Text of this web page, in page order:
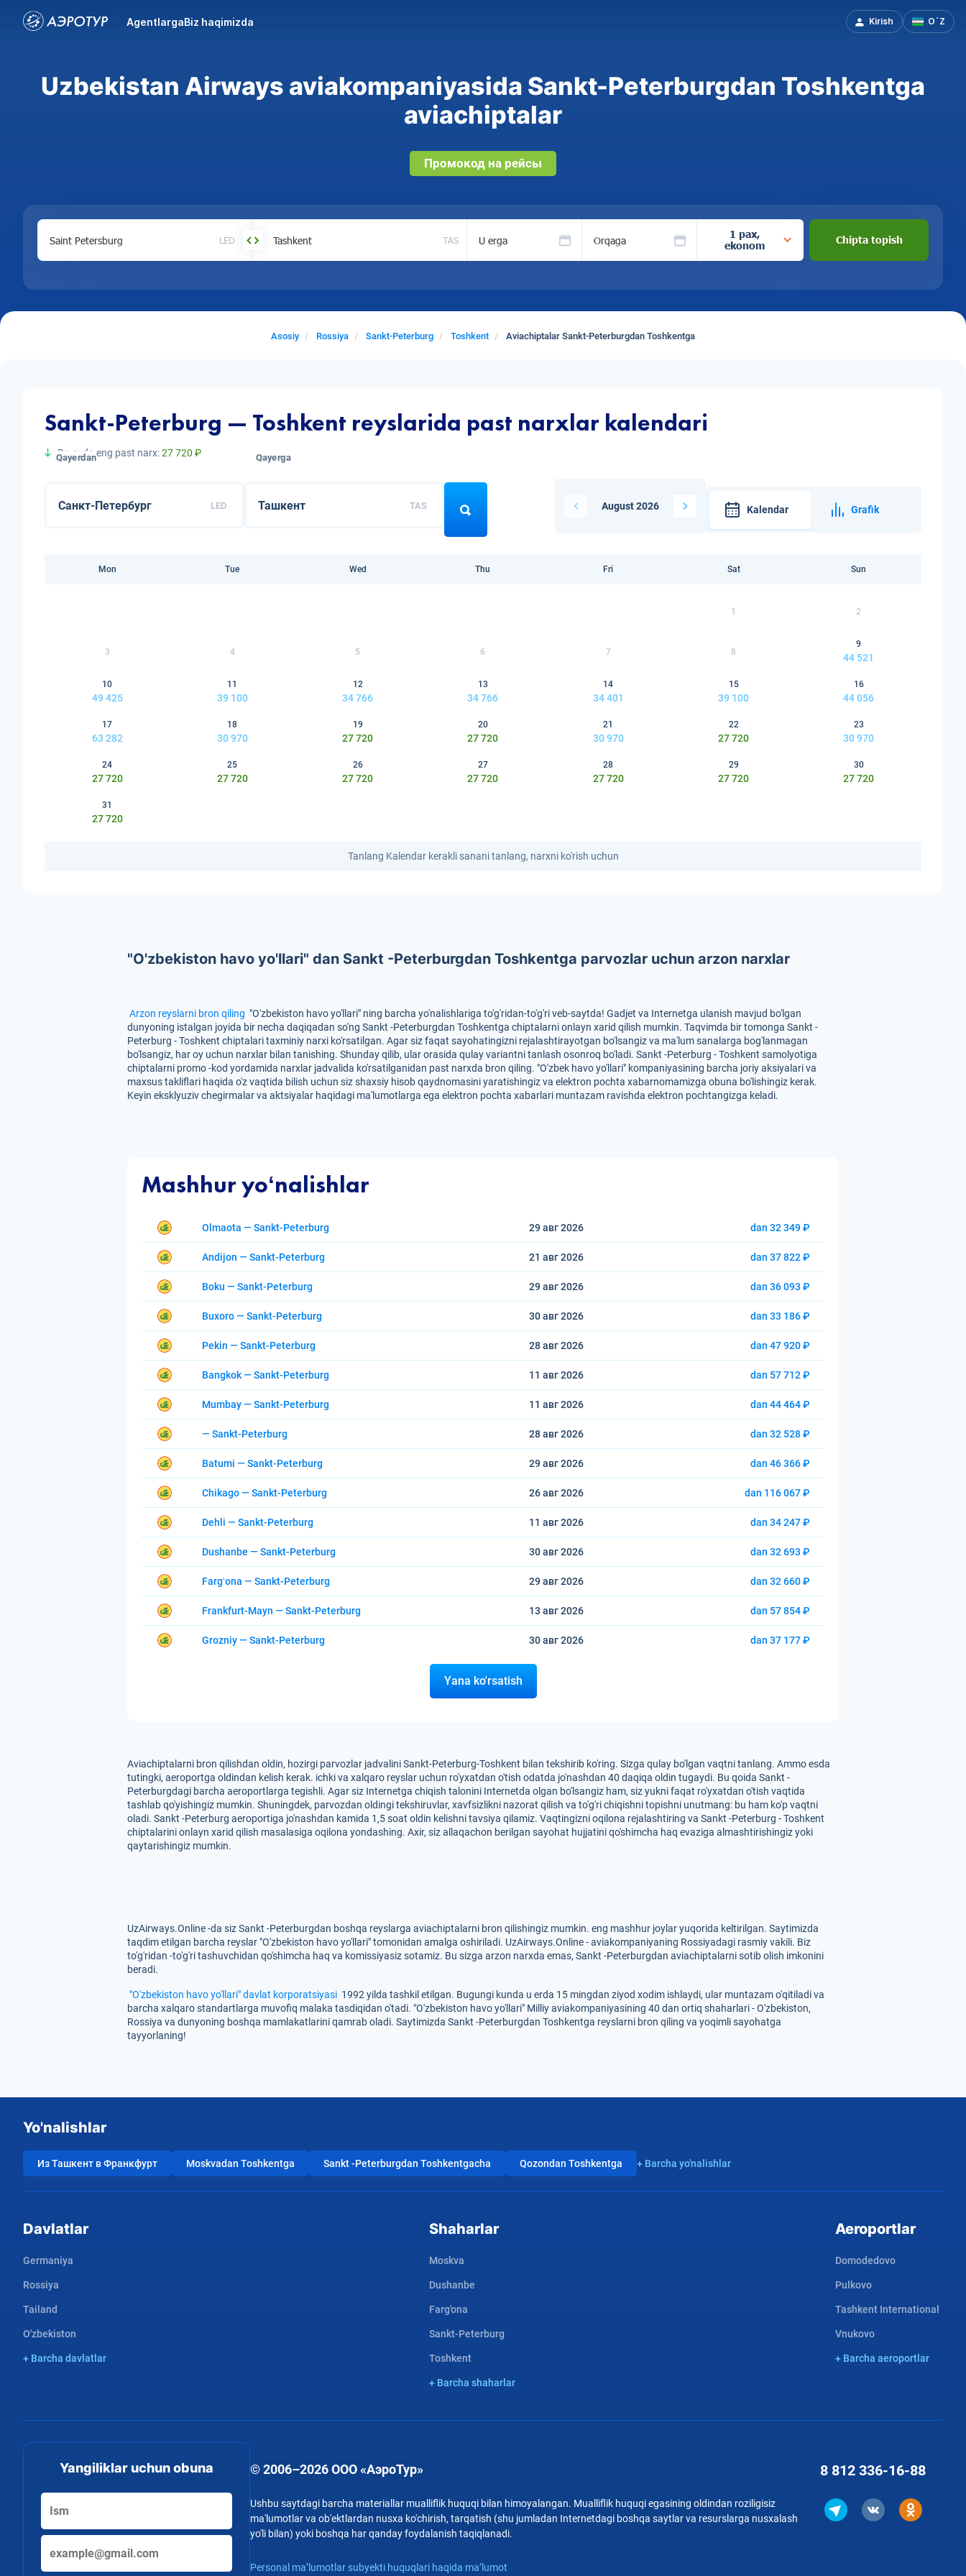
AgentlargaBiz haqimizda Kirish O`Z
Uzbekistan Airways aviakompaniyasida Sankt-Peterburgdan Toshkentga
aviachiptalar
Промокод на рейсы
LED TAS U erga Orqaga
1 pax,
ekonom
Chipta topish
Asosiy Rossiya Sankt-Peterburg Toshkent Aviachiptalar Sankt-Peterburgdan Toshkentga
Sankt-Peterburg — Toshkent reyslarida past narxlar kalendari
Bu oyda eng past narx:27 720 ₽
Qayerdan
LED
Qayerga
TAS August 2026 Kalendar Grafik
Mon Tue Wed Thu Fri Sat Sun
1 2
3 4 5 6 7 8
9
44 521
10
49 425
11
39 100
12
34 766
13
34 766
14
34 401
15
39 100
16
44 056
17
63 282
18
30 970
19
27 720
20
27 720
21
30 970
22
27 720
23
30 970
24
27 720
25
27 720
26
27 720
27
27 720
28
27 720
29
27 720
30
27 720
31
27 720
Tanlang Kalendar kerakli sanani tanlang, narxni ko'rish uchun
"O'zbekiston havo yo'llari" dan Sankt -Peterburgdan Toshkentga parvozlar uchun arzon narxlar
Arzon reyslarni bron qiling "O'zbekiston havo yo'llari" ning barcha yo'nalishlariga to'g'ridan-to'g'ri veb-saytda! Gadjet va Internetga ulanish mavjud bo'lgan
dunyoning istalgan joyida bir necha daqiqadan so'ng Sankt -Peterburgdan Toshkentga chiptalarni onlayn xarid qilish mumkin. Taqvimda bir tomonga Sankt -
Peterburg - Toshkent chiptalari taxminiy narxi ko'rsatilgan. Agar siz faqat sayohatingizni rejalashtirayotgan bo'lsangiz va ma'lum sanalarga bog'lanmagan
bo'lsangiz, har oy uchun narxlar bilan tanishing. Shunday qilib, ular orasida qulay variantni tanlash osonroq bo'ladi. Sankt -Peterburg - Toshkent samolyotiga
chiptalarni promo -kod yordamida narxlar jadvalida ko'rsatilganidan past narxda bron qiling. "O'zbek havo yo'llari" kompaniyasining barcha joriy aksiyalari va
maxsus takliflari haqida o'z vaqtida bilish uchun siz shaxsiy hisob qaydnomasini yaratishingiz va elektron pochta xabarnomamizga obuna bo'lishingiz kerak.
Keyin eksklyuziv chegirmalar va aktsiyalar haqidagi ma'lumotlarga ega elektron pochta xabarlari muntazam ravishda elektron pochtangizga keladi.
Mashhur yoʻnalishlar
Olmaota — Sankt-Peterburg 29 авг2026 dan 32 349 ₽
Andijon — Sankt-Peterburg 21 авг2026 dan 37 822 ₽
Boku — Sankt-Peterburg 29 авг2026 dan 36 093 ₽
Buxoro — Sankt-Peterburg 30 авг2026 dan 33 186 ₽
Pekin — Sankt-Peterburg 28 авг2026 dan 47 920 ₽
Bangkok — Sankt-Peterburg 11 авг2026 dan 57 712 ₽
Mumbay — Sankt-Peterburg 11 авг2026 dan 44 464 ₽
— Sankt-Peterburg 28 авг2026 dan 32 528 ₽
Batumi — Sankt-Peterburg 29 авг2026 dan 46 366 ₽
Chikago — Sankt-Peterburg 26 авг2026 dan 116 067 ₽
Dehli — Sankt-Peterburg 11 авг2026 dan 34 247 ₽
Dushanbe — Sankt-Peterburg 30 авг2026 dan 32 693 ₽
Fargʻona — Sankt-Peterburg 29 авг2026 dan 32 660 ₽
Frankfurt-Mayn — Sankt-Peterburg 13 авг2026 dan 57 854 ₽
Grozniy — Sankt-Peterburg 30 авг2026 dan 37 177 ₽
Yana ko'rsatish
Aviachiptalarni bron qilishdan oldin, hozirgi parvozlar jadvalini Sankt-Peterburg-Toshkent bilan tekshirib ko'ring. Sizga qulay bo'lgan vaqtni tanlang. Ammo esda
tutingki, aeroportga oldindan kelish kerak. ichki va xalqaro reyslar uchun ro'yxatdan o'tish odatda jo'nashdan 40 daqiqa oldin tugaydi. Bu qoida Sankt -
Peterburgdagi barcha aeroportlarga tegishli. Agar siz Internetga chiqish talonini Internetda olgan bo'lsangiz ham, siz yukni faqat ro'yxatdan o'tish vaqtida
tashlab qo'yishingiz mumkin. Shuningdek, parvozdan oldingi tekshiruvlar, xavfsizlikni nazorat qilish va to'g'ri chiqishni topishni unutmang: bu ham ko'p vaqtni
oladi. Sankt -Peterburg aeroportiga jo'nashdan kamida 1,5 soat oldin kelishni tavsiya qilamiz. Vaqtingizni oqilona rejalashtiring va Sankt -Peterburg - Toshkent
chiptalarini onlayn xarid qilish masalasiga oqilona yondashing. Axir, siz allaqachon berilgan sayohat hujjatini qo'shimcha haq evaziga almashtirishingiz yoki
qaytarishingiz mumkin.
UzAirways.Online -da siz Sankt -Peterburgdan boshqa reyslarga aviachiptalarni bron qilishingiz mumkin. eng mashhur joylar yuqorida keltirilgan. Saytimizda
taqdim etilgan barcha reyslar "O'zbekiston havo yo'llari" tomonidan amalga oshiriladi. UzAirways.Online - aviakompaniyaning Rossiyadagi rasmiy vakili. Biz
to'g'ridan -to'g'ri tashuvchidan qo'shimcha haq va komissiyasiz sotamiz. Bu sizga arzon narxda emas, Sankt -Peterburgdan aviachiptalarni sotib olish imkonini
beradi.
"O'zbekiston havo yo'llari" davlat korporatsiyasi 1992 yilda tashkil etilgan. Bugungi kunda u erda 15 mingdan ziyod xodim ishlaydi, ular muntazam o'qitiladi va
barcha xalqaro standartlarga muvofiq malaka tasdiqidan o'tadi. "O'zbekiston havo yo'llari" Milliy aviakompaniyasining 40 dan ortiq shaharlari - O'zbekiston,
Rossiya va dunyoning boshqa mamlakatlarini qamrab oladi. Saytimizda Sankt -Peterburgdan Toshkentga reyslarni bron qiling va yoqimli sayohatga
tayyorlaning!
Yo'nalishlar
Из Ташкент в Франкфурт Moskvadan Toshkentga Sankt -Peterburgdan Toshkentgacha Qozondan Toshkentga + Barcha yo'nalishlar
Davlatlar
Germaniya
Rossiya
Tailand
O'zbekiston
+ Barcha davlatlar
Shaharlar
Moskva
Dushanbe
Farg'ona
Sankt-Peterburg
Toshkent
+ Barcha shaharlar
Aeroportlar
Domodedovo
Pulkovo
Tashkent International
Vnukovo
+ Barcha aeroportlar
Yangiliklar uchun obuna © 2006–2026 ООО «АэроТур»
Ushbu saytdagi barcha materiallar mualliflik huquqi bilan himoyalangan. Mualliflik huquqi egasining oldindan roziligisiz
ma'lumotlar va ob'ektlardan nusxa ko'chirish, tarqatish (shu jumladan Internetdagi boshqa saytlar va resurslarga nusxalash
yo'li bilan) yoki boshqa har qanday foydalanish taqiqlanadi.
Personal ma’lumotlar subyekti huquqlari haqida ma’lumot
8 812 336-16-88